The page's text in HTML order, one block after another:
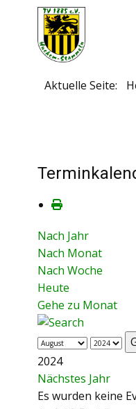
Aktuelle Seite:
Nach Jahr
Nach Monat
Nach Woche
Heute
Gehe zu Monat
2024
Nächstes Jahr
Es wurden keine